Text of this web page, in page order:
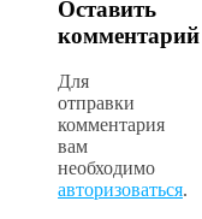
Оставить
комментарий
Для
отправки
комментария
вам
необходимо
авторизоваться.